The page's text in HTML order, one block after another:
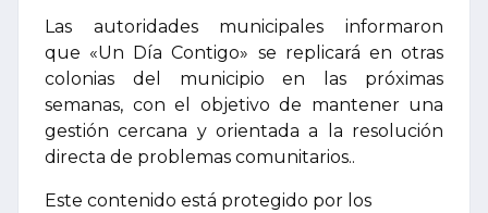
Las autoridades municipales informaron
que «Un Día Contigo» se replicará en otras
colonias del municipio en las próximas
semanas, con el objetivo de mantener una
gestión cercana y orientada a la resolución
directa de problemas comunitarios..
Este contenido está protegido por los